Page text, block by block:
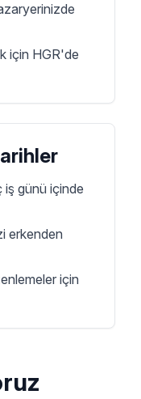
için HGR'de
iş günü içinde
erkenden
için